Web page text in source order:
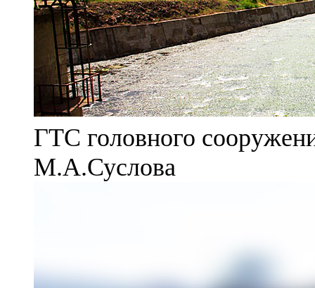
ГТС головного
М.А.Суслова